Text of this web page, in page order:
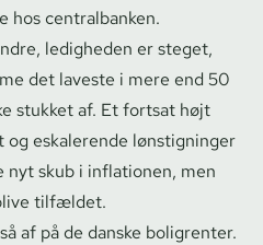
hos centralbanken.
ledigheden er steget,
det laveste i mere end 50
stukket af. Et fortsat højt
og eskalerende lønstigninger
skub i inflationen, men
tilfældet.
af på de danske boligrenter.